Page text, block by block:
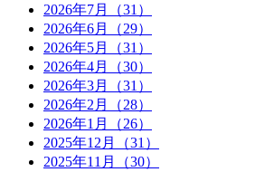
2026年7月（31）
2026年6月（29）
2026年5月（31）
2026年4月（30）
2026年3月（31）
2026年2月（28）
2026年1月（26）
2025年12月（31）
2025年11月（30）